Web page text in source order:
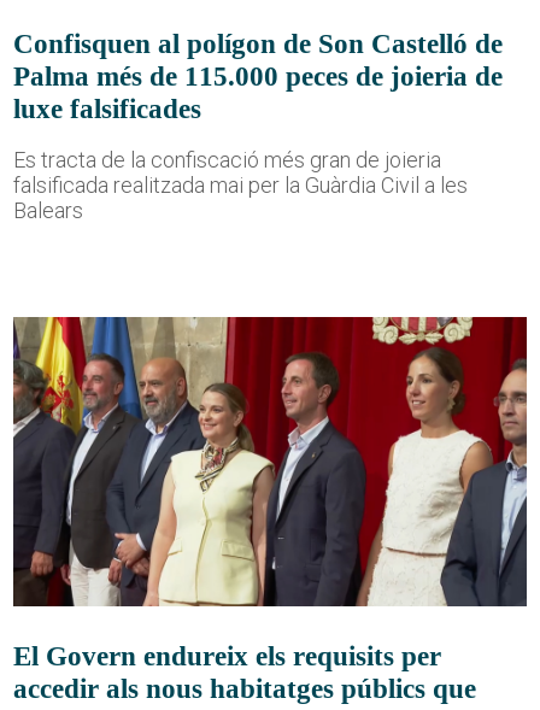
Confisquen al polígon de Son Castelló de
Palma més de 115.000 peces de joieria de
luxe falsificades
Es tracta de la confiscació més gran de joieria
falsificada realitzada mai per la Guàrdia Civil a les
Balears
El Govern endureix els requisits per
accedir als nous habitatges públics que